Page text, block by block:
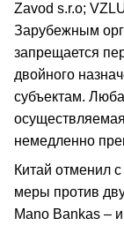
Zavod s.r.o;
Зарубежным
запрещается
двойного
субъектам.
немедленно
Китай отменил
меры против
Mano Bankas –